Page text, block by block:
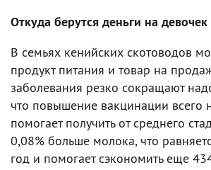
Откуда берутся деньги на девочек
В семьях кенийских скотоводов
продукт питания и товар на
заболевания резко сокращают
что повышение вакцинации всего
помогает получить от среднего
0,08% больше молока, что
год и помогает сэкономить еще